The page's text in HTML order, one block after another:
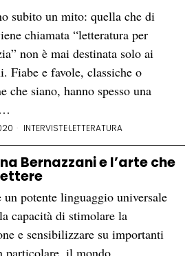
subito un mito: quella che di
chiamata “letteratura per
non è mai destinata solo ai
Fiabe e favole, classiche o
che siano, hanno spesso una
INTERVISTE·LETTERATURA
Bernazzani e l’arte che
un potente linguaggio universale
capacità di stimolare la
e sensibilizzare su importanti
particolare, il mondo